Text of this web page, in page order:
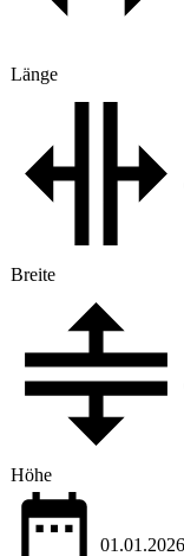
Länge
Breite
Höhe
01.01.2026